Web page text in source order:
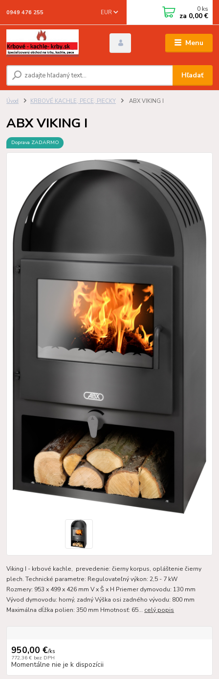
Menu
EUR
Hľadať
0949 476 255 0 ks
za 0,00 €
Úvod KRBOVÉ KACHLE, PECE, PIECKY ABX VIKING I
ABX VIKING I
Doprava ZADARMO
Viking I - krbové kachle, prevedenie: čierny korpus, opláštenie čierny
plech. Technické parametre: Regulovateľný výkon: 2,5 - 7 kW
Rozmery: 953 x 499 x 426 mm V x Š x H Priemer dymovodu: 130 mm
Vývod dymovodu: horný, zadný Výška osi zadného vývodu: 800 mm
Maximálna dĺžka polien: 350 mm Hmotnosť: 65... celý popis
950,00 €/ks
772,36 € bez DPH
Momentálne nie je k dispozícii